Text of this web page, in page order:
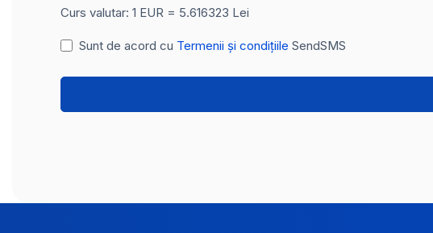
Curs valutar: 1 EUR = 5.616323 Lei
Sunt de acord cu Termenii și condițiile SendSMS